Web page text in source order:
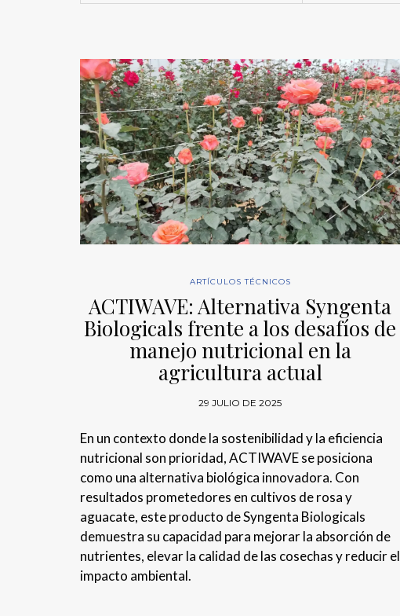
ARTÍCULOS TÉCNICOS
ACTIWAVE: Alternativa Syngenta
Biologicals frente a los desafíos de
manejo nutricional en la
agricultura actual
29 JULIO DE 2025
En un contexto donde la sostenibilidad y la eficiencia
nutricional son prioridad, ACTIWAVE se posiciona
como una alternativa biológica innovadora. Con
resultados prometedores en cultivos de rosa y
aguacate, este producto de Syngenta Biologicals
demuestra su capacidad para mejorar la absorción de
nutrientes, elevar la calidad de las cosechas y reducir el
impacto ambiental.